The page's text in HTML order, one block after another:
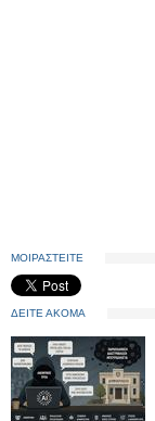
ΜΟΙΡΑΣΤΕΙΤΕ
ΔΕΙΤΕ ΑΚΟΜΑ